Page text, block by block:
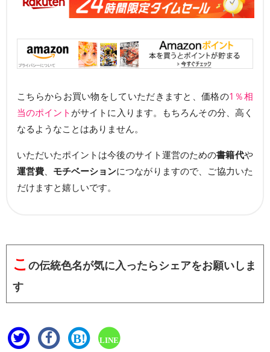
こちらからお買い物をしていただきますと、価格の1％相
当のポイント がサイトに入ります。もちろんその分、高く
なるようなことはありません。
いただいたポイントは今後のサイト運営のための書籍代や
運営費
モチベーションにつながりますので、ご協力いた
だけますと嬉しいです。
こ の伝統色名が気に入ったらシェアをお願いしま
す
B! LINE